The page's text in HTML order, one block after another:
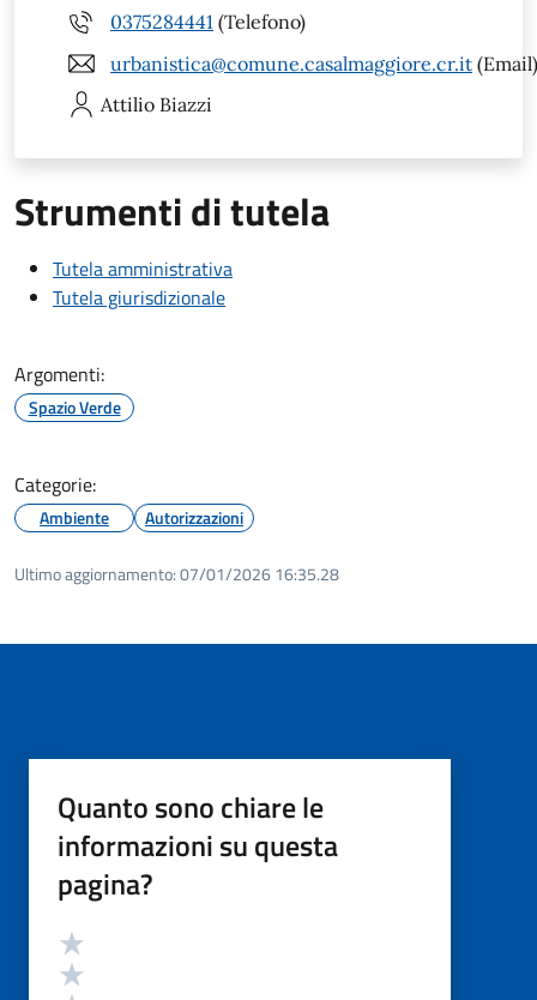
0375284441 (Telefono)
urbanistica@comune.casalmaggiore.cr.it (Email)
Attilio Biazzi
Strumenti di tutela
Tutela amministrativa
Tutela giurisdizionale
Argomenti:
Spazio Verde
Categorie:
Ambiente Autorizzazioni
Ultimo aggiornamento:07/01/2026 16:35.28
Quanto sono chiare le
informazioni su questa
pagina?
Valutazione